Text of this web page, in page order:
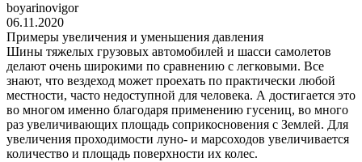
boyarinovigor
06.11.2020
Примеры увеличения и уменьшения давления
Шины тяжелых грузовых автомобилей и шасси самолетов
делают очень широкими по сравнению с легковыми. Все
знают, что вездеход может проехать по практически любой
местности, часто недоступной для человека. А достигается это
во многом именно благодаря применению гусениц, во много
раз увеличивающих площадь соприкосновения с Землей. Для
увеличения проходимости луно- и марсоходов увеличивается
количество и площадь поверхности их колес.